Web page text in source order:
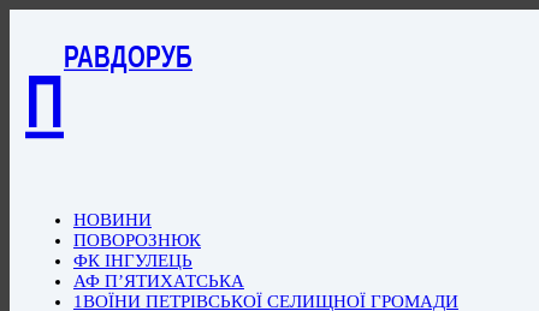
П
РАВДОРУБ
НОВИНИ
ПОВОРОЗНЮК
ФК ІНГУЛЕЦЬ
АФ П’ЯТИХАТСЬКА
1ВОЇНИ ПЕТРІВСЬКОЇ СЕЛИЩНОЇ ГРОМАДИ